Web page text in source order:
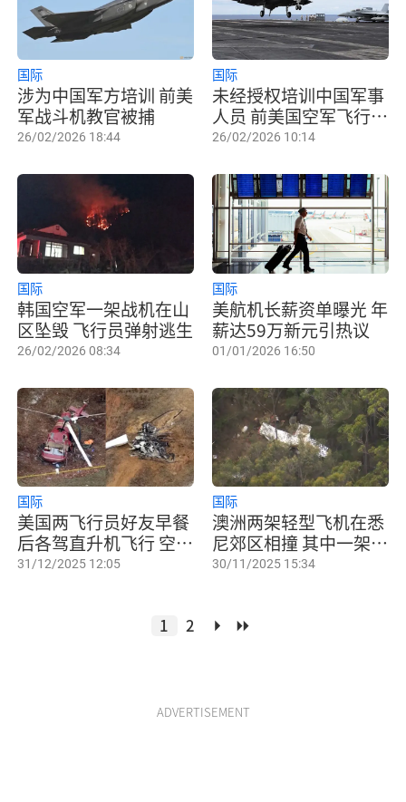
涉为中国军方培训 前美
军战斗机教官被捕
国际
26/02/2026 18:44
未经授权培训中国军事
人员 前美国空军飞行员
被捕
国际
26/02/2026 10:14
韩国空军一架战机在山
区坠毁 飞行员弹射逃生
国际
26/02/2026 08:34
美航机长薪资单曝光 年
薪达59万新元引热议
国际
01/01/2026 16:50
美国两飞行员好友早餐
后各驾直升机飞行 空中
碰撞双亡
国际
31/12/2025 12:05
澳洲两架轻型飞机在悉
尼郊区相撞 其中一架坠
毁一人身亡
国际
30/11/2025 15:34
1 2
ADVERTISEMENT